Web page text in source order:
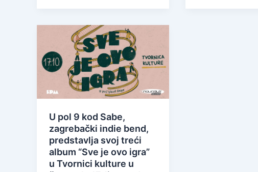
U pol 9 kod Sabe,
zagrebački indie bend,
predstavlja svoj treći
album “Sve je ovo igra”
u Tvornici kulture u